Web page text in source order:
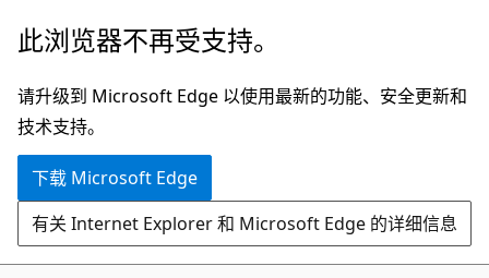
跳
主
要
内
此浏览器不再受支持。
请升级到 Microsoft Edge 以使用最新的功能、安全更新和
技术支持。
下载 Microsoft Edge
有关 Internet Explorer 和 Microsoft Edge 的详细信息